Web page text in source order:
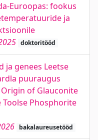
Euroopas: fookus
ja
doktoritööd
ja genees Leetse
puuraugus
of Glauconite
Phosphorite
bakalaureusetööd